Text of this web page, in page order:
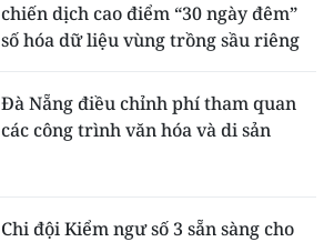
chiến dịch cao điểm “30 ngày đêm”
số hóa dữ liệu vùng trồng sầu riêng
Đà Nẵng điều chỉnh phí tham quan
các công trình văn hóa và di sản
Chi đội Kiểm ngư số 3 sẵn sàng cho